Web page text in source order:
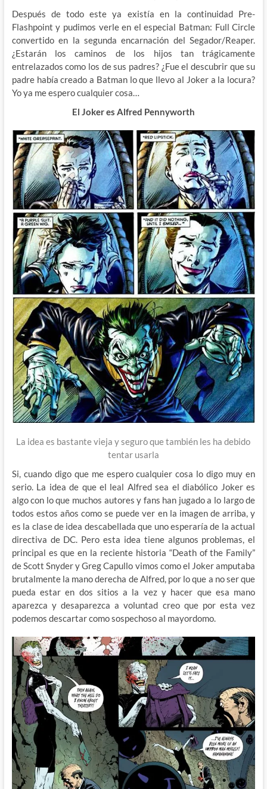
Después de todo este ya existía en la continuidad Pre-
Flashpoint y pudimos verle en el especial Batman: Full Circle
convertido en la segunda encarnación del Segador/Reaper.
¿Estarán los caminos de los hijos tan trágicamente
entrelazados como los de sus padres? ¿Fue el descubrir que su
padre había creado a Batman lo que llevo al Joker a la locura?
Yo ya me espero cualquier cosa…
El Joker es Alfred Pennyworth
La idea es bastante vieja y seguro que también les ha debido
tentar usarla
Si, cuando digo que me espero cualquier cosa lo digo muy en
serio. La idea de que el leal Alfred sea el diabólico Joker es
algo con lo que muchos autores y fans han jugado a lo largo de
todos estos años como se puede ver en la imagen de arriba, y
es la clase de idea descabellada que uno esperaría de la actual
directiva de DC. Pero esta idea tiene algunos problemas, el
principal es que en la reciente historia “Death of the Family”
de Scott Snyder y Greg Capullo vimos como el Joker amputaba
brutalmente la mano derecha de Alfred, por lo que a no ser que
pueda estar en dos sitios a la vez y hacer que esa mano
aparezca y desaparezca a voluntad creo que por esta vez
podemos descartar como sospechoso al mayordomo.